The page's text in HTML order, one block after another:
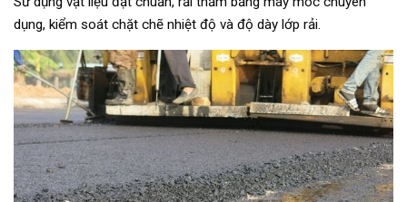
dụng, kiểm soát chặt chẽ nhiệt độ và độ dày lớp rải.